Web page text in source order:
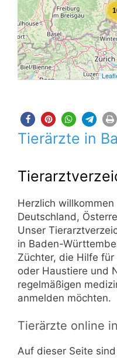
Tierärzte in
Herzlich
Deutschland,
Unser
in Baden-
Züchter, die Hilfe
oder Haustiere und
regelmäßigen
anmelden möchten.
Tierärzte online
Auf dieser Seite